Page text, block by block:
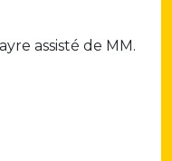
assisté de MM.